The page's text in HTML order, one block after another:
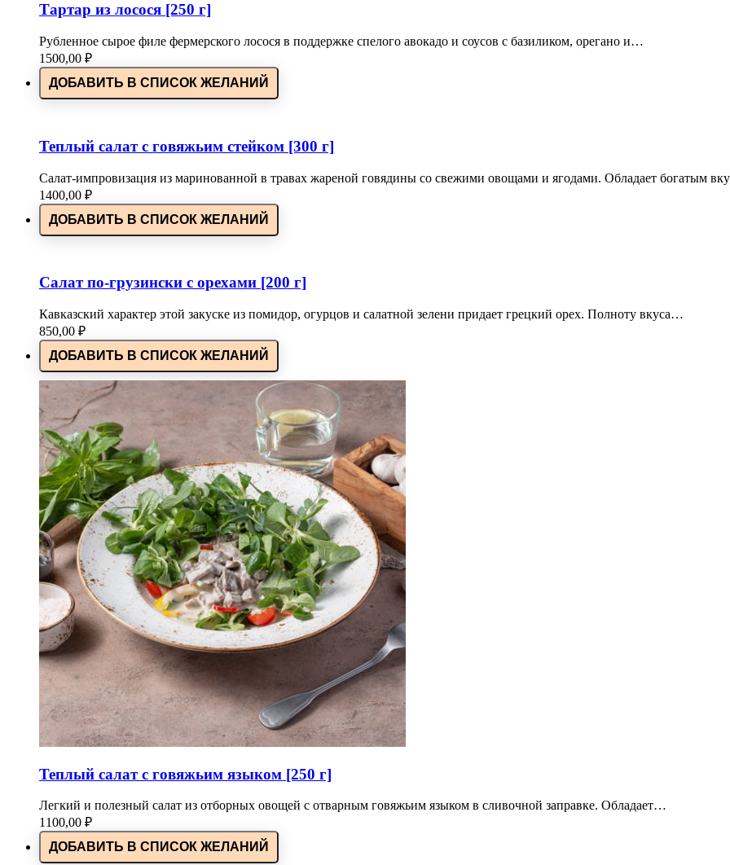
Тартар из лосося [250 г]
Рубленное сырое филе фермерского лосося в поддержке спелого авокадо и соусов с базиликом, орегано и…
1500,00 ₽
ДОБАВИТЬ В СПИСОК ЖЕЛАНИЙ
Теплый салат с говяжьим стейком [300 г]
Салат-импровизация из маринованной в травах жареной говядины со свежими овощами и ягодами. Обладает богатым
1400,00 ₽
ДОБАВИТЬ В СПИСОК ЖЕЛАНИЙ
Салат по-грузински с орехами [200 г]
Кавказский характер этой закуске из помидор, огурцов и салатной зелени придает грецкий орех. Полноту вкуса…
850,00 ₽
ДОБАВИТЬ В СПИСОК ЖЕЛАНИЙ
Теплый салат с говяжьим языком [250 г]
Легкий и полезный салат из отборных овощей с отварным говяжьим языком в сливочной заправке. Обладает…
1100,00 ₽
ДОБАВИТЬ В СПИСОК ЖЕЛАНИЙ